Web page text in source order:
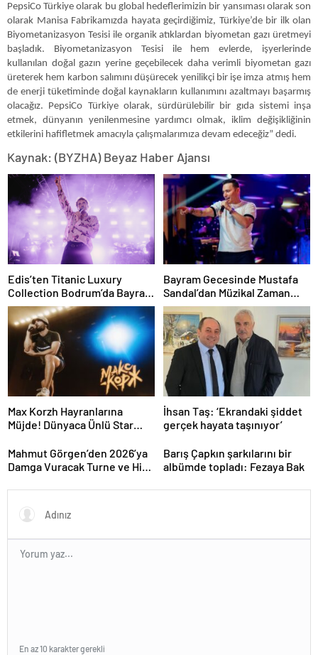
PepsiCo Türkiye olarak bu global hedeflerimizin bir yansıması olarak son
olarak Manisa Fabrikamızda hayata geçirdiğimiz, Türkiye’de bir ilk olan
Biyometanizasyon Tesisi ile organik atıklardan biyometan gazı üretmeyi
başladık. Biyometanizasyon Tesisi ile hem evlerde, işyerlerinde
kullanılan doğal gazın yerine geçebilecek daha verimli biyometan gazı
üreterek hem karbon salımını düşürecek yenilikçi bir işe imza atmış hem
de enerji tüketiminde doğal kaynakların kullanımını azaltmayı başarmış
olacağız. PepsiCo Türkiye olarak, sürdürülebilir bir gıda sistemi inşa
etmek, dünyanın yenilenmesine yardımcı olmak, iklim değişikliğinin
etkilerini hafifletmek amacıyla çalışmalarımıza devam edeceğiz” dedi.
Kaynak: (BYZHA) Beyaz Haber Ajansı
Edis’ten Titanic Luxury
Collection Bodrum’da Bayram
Gecesine Damga Vuran
Performans
Bayram Gecesinde Mustafa
Sandal’dan Müzikal Zaman
Yolculuğu
Max Korzh Hayranlarına
Müjde! Dünyaca Ünlü Star
Performansla Hayranlarıyla
Buluşuyor
İhsan Taş: ‘Ekrandaki şiddet
gerçek hayata taşınıyor’
Mahmut Görgen’den 2026’ya
Damga Vuracak Turne ve Hit
Barış Çapkın şarkılarını bir
albümde topladı: Fezaya Bak
En az 10 karakter gerekli